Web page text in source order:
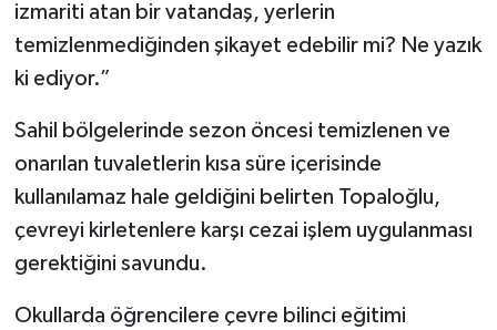
izmariti atan bir vatandaş, yerlerin
temizlenmediğinden şikayet edebilir mi? Ne yazık
ki ediyor.”
Sahil bölgelerinde sezon öncesi temizlenen ve
onarılan tuvaletlerin kısa süre içerisinde
kullanılamaz hale geldiğini belirten Topaloğlu,
çevreyi kirletenlere karşı cezai işlem uygulanması
gerektiğini savundu.
Okullarda öğrencilere çevre bilinci eğitimi